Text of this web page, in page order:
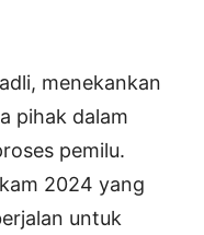
menekankan
pihak dalam
pemilu.
2024 yang
untuk